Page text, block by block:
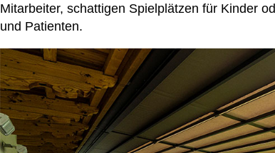
Mitarbeiter, schattigen Spielplätzen für Kinder
und Patienten.